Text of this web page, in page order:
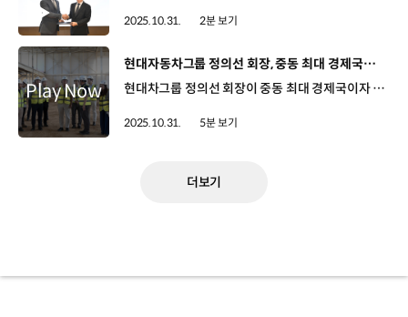
2025.10.31. 2분 보기
[동영상]
현대자동차그룹 정의선 회장, 중동 최대 경제국인 사우디아라비아 방문
현대차그룹 정의선 회장이 중동 최대 경제국이자 산업구조의 대전환을 추진하고 있는 사우디아라비아를 방문해 총리인 빈 살만 왕세자를 면담하고, 그룹의 현지 성장전략을 점검했습니다. 자세한 소식 전해주시죠. 정의선 회장은 현지시간으로 지난 27일, 사우디아라비아 리야드 리츠칼튼 호텔에서 무함마드 빈 살만 왕세자를 만나 자동차 산업과 스마트 시티 등의 분야에서 폭넓은 의견을 나눴습니다. 정의선 회장과 무함마드 빈 살만 왕세자는 지난 2022년 빈 살만 왕세자의 방한 당시, 면담을 비롯해 두 차례 만났지만, 단독 회동은 이번이 처음입니다. 사우디아라비아는 기존 에너지 중심 산업 구조를 제조업, 수소에너지 등으로 다변화하기 위해 국가 발전 프로젝트 ‘비전 2030’을 통해 자동차 산업은 물론 광범위한 영역에서 사업을 펼치고 있는데요. 현대차그룹은 중동 최대의 자동차 시장인 사우디아라비아에 현대차 생산공장을 건설 중이며 주요 기관 및 기업 등과 활발하게 협업을 확대하고 있습니다. 이번 면담에서 정의선 회장은 사우디아라비아의 미래 비전 실현 협력 파트너로서 현대차그룹이 진행중인 협업 사업들과 구상 등을 설명했는데요. “사우디아라비아 산업 수요와 고객 니즈에 부응하기 위해 특화설비를 적용한 현지 맞춤형 공장, HMMME (현대차 사우디아라비아 생산법인)을 건설하고 있다”며 “향후 시장 상황을 감안해 생산능력 확대도 검토하겠다”고 밝혔습니다. 정의선 회장은 빈 살만 왕세자 주도로 추진 중인 ‘사우디아라비아 비전 2030’에 대해서도 의견을 교환했으며, “현대차그룹은 신재생에너지, 수소, SMR, 원전 등 차세대 에너지 분야에서 다각적인 사업 협력을 기대한다”고 말하며 현대차그룹과 사우디아라비아의 협업 확대에 대한 기대도 표명했습니다. 정의선 회장은 빈 살만 왕세자와 만나기에 앞서 HMMME를 방문해 공장 건설 현황과 중장기 전략을 점검했죠. HMMME는 중동 지역 최초의 현대차 생산 거점으로, 현대차가 사우디아라비아 대표 브랜드로 도약하기 위한 핵심 공장인데요 정의선 회장은 지난 26일, 현대차 호세 무뇨스 사장과 함께 HMMME를 방문해 2026년 4분기 가동을 목표로 건설 중인 신공장 건설 현장을 둘러보고, 현지 임직원과 성장 전략에 대해 심도 깊게 논의했습니다. 정의선 회장은 무더위 속에서 근무하는 현지 임직원들을 격려하고 “사우디아라비아 생산 거점 구축은 현대차가 중동에서 내딛는 새로운 도전의 발걸음”이라며, “고온, 사막 등 이전의 거점들과는 다른 환경에서 고객의 기대를 뛰어넘는 모빌리티를 적기에 공급할 수 있도록 모든 부문에서 철저한 준비를 해야한다”고 당부했습니다. 킹 살만 자동차 산업단지에 들어설 HMMME는 중동 지역 최초의 현대차 생산 거점으로 현대차가 사우디아라비아 대표 브랜드로 도약하기 위한 핵심 공장인데요. 현대차가 30%, 사우디아라비아 국부펀드가 70%의 지분을 보유하고 있으며, 올해 5월 착공해 내년 4분기 가동을 목표로 건설 중입니다. 연간 생산규모는 5만대로, 전기차와 내연기관차를 혼류 생산하게 됩니다. 현대차는 사우디아라비아 산업 수요와 기후적 특성을 감안하여, 다양한 고객 니즈 대응을 위한 다차종 생산 설비 구축, 유지보수가 용이한 단순·견고한 설계 구조 적용, 고온 및 모래먼지에 대응 가능한 냉방설비와 방진 대책 적용 등을 통해 고품질의 차량 생산 거점으로 운영할 예정입니다. 앞으로 현대차는 사우디아라비아 전용 스페셜 에디션 운영, 고객 선호 SUV 라인업 확대 등으로 고객을 적극적으로 공략하고, 기아도 올해 출시한 타스만을 플래그십 모델로 육성하는 한편, PBV 시장 선점에도 힘을 쏟을 계획입니다. 현대차그룹은 사우디아라비아 주요 기관 및 기업들과 모빌리티·스마트시티 등에서의 협력도 확대해 나가고 있죠 네, 현대차그룹은 사우디아라비아 현지에서 네옴(NEOM), RSG(Red Sea Global), Misk 재단(Misk Foundation) 등과 함께 친환경 미래 모빌리티 도입을 위한 다양한 협업을 진행하고 있습니다. 현대차그룹이 현지 주요 기관 및 기업들과의 다각적인 협력을 통해 사우디아라비아를 비롯한 중동 시장에서 미래 모빌리티 비전을 실현해 나가길 기대하겠습니다. 오늘 소식 전해주셔서 고맙습니다.
2025.10.31. 5분 보기
더보기